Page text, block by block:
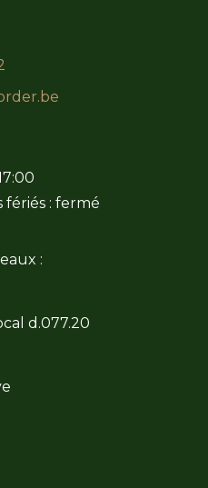
fériés : fermé
:
d.077.20